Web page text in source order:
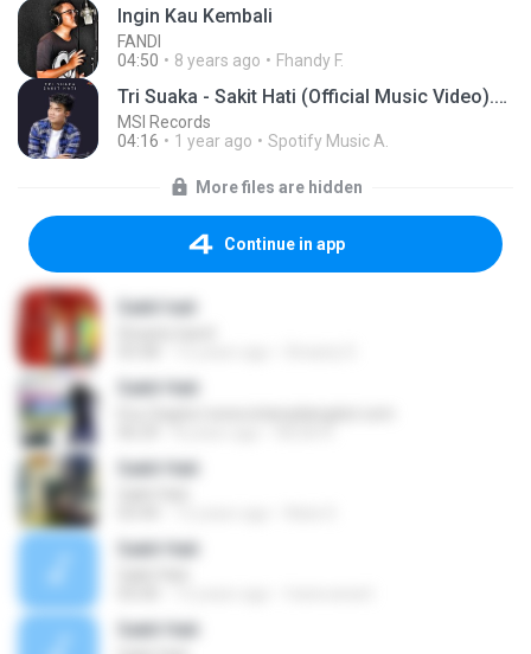
Ingin Kau Kembali
FANDI
04:50
8 years ago Fhandy F.
Tri Suaka - Sakit Hati (Official Music Video).mp3
MSI Records
04:16
1 year ago Spotify Music A.
More files are hidden
Continue in app
Sakit hati
Sakit Hati
Sakit Hati
Sakit Hati
Sakit Hati